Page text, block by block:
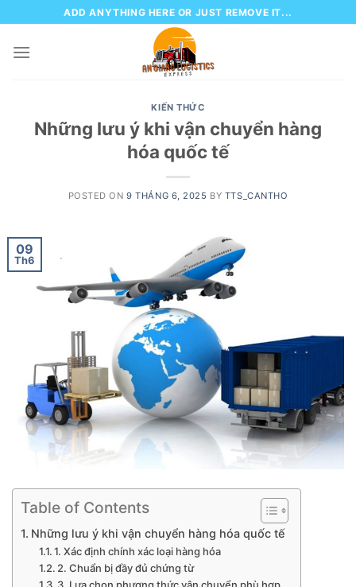
to
content
ADD ANYTHING HERE OR JUST REMOVE IT...
KIẾN THỨC
Những lưu ý khi vận chuyển hàng
hóa quốc tế
POSTED ON9 THÁNG 6, 2025 BY TTS_CANTHO
09
Th6
Table of Contents
Những lưu ý khi vận chuyển hàng hóa quốc tế
1. Xác định chính xác loại hàng hóa
2. Chuẩn bị đầy đủ chứng từ
3. Lựa chọn phương thức vận chuyển phù hợp